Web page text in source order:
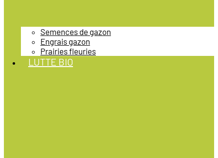
Semences de gazon
Engrais gazon
Prairies fleuries
LUTTE BIO